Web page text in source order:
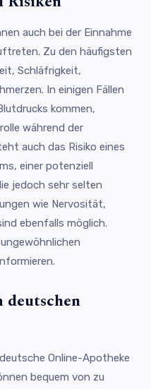
auch bei der Einnahme
Zu den häufigsten
Schläfrigkeit,
In einigen Fällen
kommen,
während der
auch das Risiko eines
einer potenziell
jedoch sehr selten
wie Nervosität,
ebenfalls möglich.
deutschen
Online-Apotheke
bequem von zu